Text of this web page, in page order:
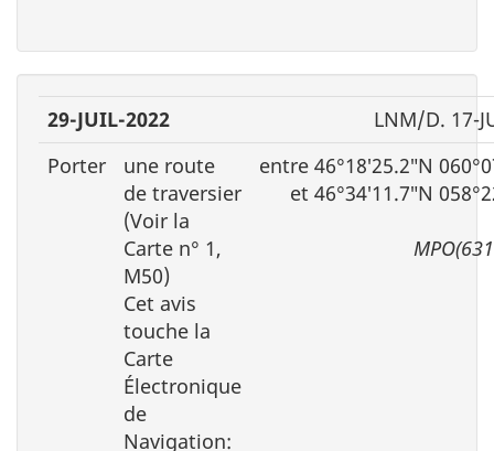
29-JUIL-2022
LNM/D. 17-
Porter
une route
de traversier
(Voir la
Carte n° 1,
M50)
Cet avis
touche la
Carte
Électronique
de
Navigation:
entre 46°18′25.2″N
et 46°34′11.7″N